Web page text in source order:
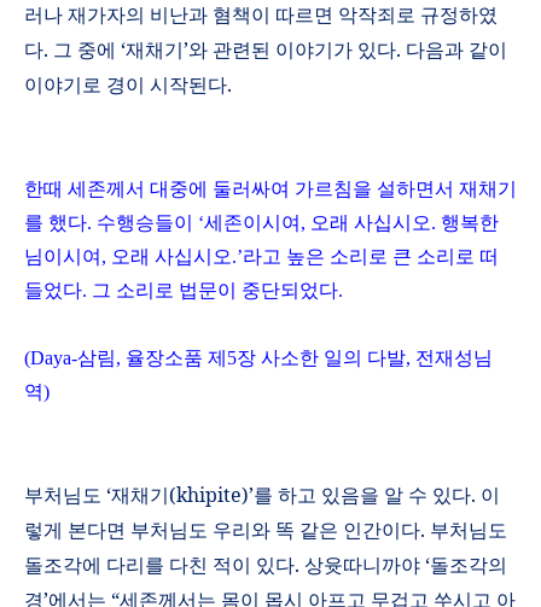
러나 재가자의 비난과 혐책이 따르면 악작죄로 규정하였
다. 그 중에 ‘재채기’와 관련된 이야기가 있다. 다음과 같이
이야기로 경이 시작된다.
한때 세존께서 대중에 둘러싸여 가르침을 설하면서 재채기
를 했다. 수행승들이 ‘세존이시여 , 오래 사십시오. 행복한
님이시여 , 오래 사십시오.’라고 높은 소리로 큰 소리로 떠
들었다. 그 소리로 법문이 중단되었다.
(Daya-삼림, 율장소품 제 5장 사소한 일의 다발, 전재성님
역)
부처님도 ‘재채기(khipite)’를 하고 있음을 알 수 있다. 이
렇게 본다면 부처님도 우리와 똑 같은 인간이다. 부처님도
돌조각에 다리를 다친 적이 있다. 상윳따니까야 ‘돌조각의
경’에서는 “세존께서는 몸이 몹시 아프고 무겁고 쑤시고 아